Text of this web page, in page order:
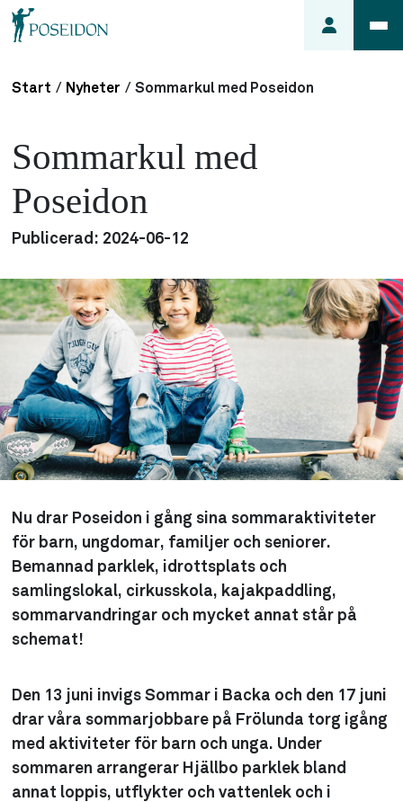
Så här
söker du
lägenhet
Start / Nyheter / Sommarkul med Poseidon
Sommarkul med
Poseidon
Publicerad: 2024-06-12
Nu drar Poseidon i gång sina sommaraktiviteter
för barn, ungdomar, familjer och seniorer.
Bemannad parklek, idrottsplats och
samlingslokal, cirkusskola, kajakpaddling,
sommarvandringar och mycket annat står på
schemat!
Den 13 juni invigs Sommar i Backa och den 17 juni
drar våra sommarjobbare på Frölunda torg igång
med aktiviteter för barn och unga. Under
sommaren arrangerar Hjällbo parklek bland
annat loppis, utflykter och vattenlek och i